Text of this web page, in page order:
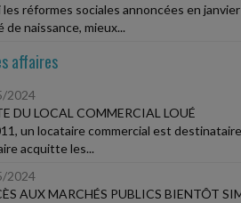
les réformes sociales annoncées en
de naissance, mieux...
affaires
2024
DU LOCAL COMMERCIAL LOUÉ
un locataire commercial est
acquitte les...
2024
AUX MARCHÉS PUBLICS BIENTÔT